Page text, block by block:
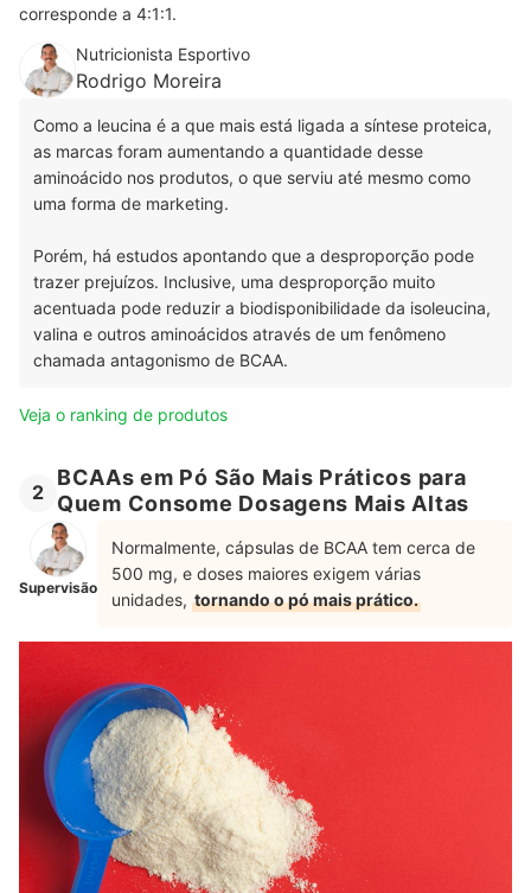
corresponde a 4:1:1.
Nutricionista Esportivo
Rodrigo Moreira
Como a leucina é a que mais está ligada a síntese proteica,
as marcas foram aumentando a quantidade desse
aminoácido nos produtos, o que serviu até mesmo como
uma forma de marketing.
Porém, há estudos apontando que a desproporção pode
trazer prejuízos. Inclusive, uma desproporção muito
acentuada pode reduzir a biodisponibilidade da isoleucina,
valina e outros aminoácidos através de um fenômeno
chamada antagonismo de BCAA.
Veja o ranking de produtos
2
BCAAs em Pó São Mais Práticos para
Quem Consome Dosagens Mais Altas
Supervisão
Normalmente, cápsulas de BCAA tem cerca de
500 mg, e doses maiores exigem várias
unidades, tornando o pó mais prático.